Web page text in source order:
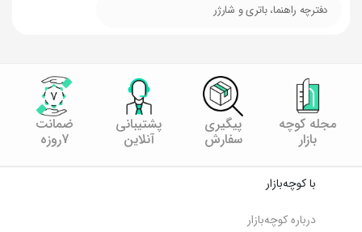
دفترچه راهنما، باتری و شارژر
مجله کوچه
بازار
پیگیری
سفارش
پشتیبانی
آنلاین
ضمانت
7روزه
با کوچه‌بازار
درباره کوچه‌بازار